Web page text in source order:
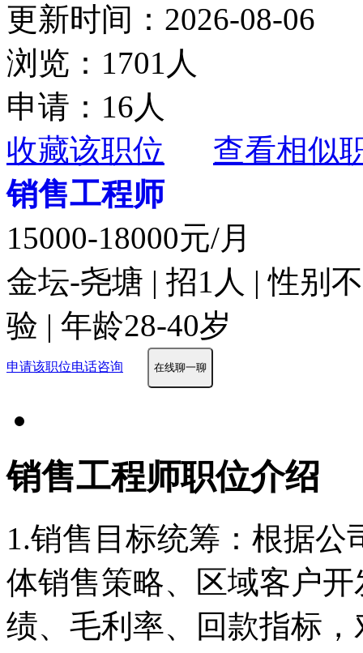
更新时间：2026-08-06
浏览：1701人
申请：16人
收藏该职位
查看相似
销售工程师
15000-18000元/月
金坛-尧塘 | 招1人 | 性别
验 | 年龄28-40岁
申请该职位电话咨询 在线聊一聊
销售工程师职位介绍
1.销售目标统筹：根据
体销售策略、区域客户
绩、毛利率、回款指标